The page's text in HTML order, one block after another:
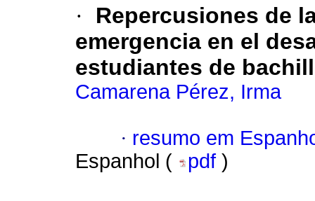
·
Repercusiones de
emergencia en el
estudiantes de
Camarena Pérez, Irma
· resumo em
Espanhol (
pdf )